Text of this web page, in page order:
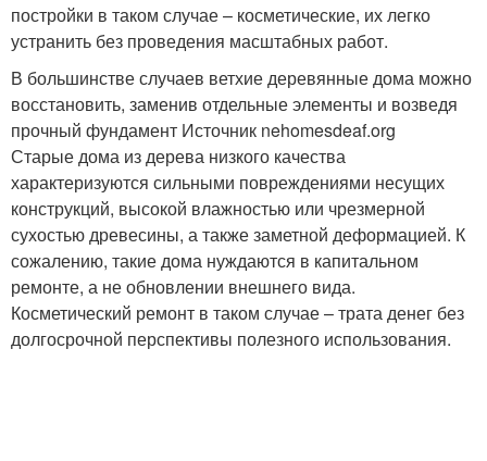
постройки в таком случае – косметические, их легко
устранить без проведения масштабных работ.
В большинстве случаев ветхие деревянные дома можно
восстановить, заменив отдельные элементы и возведя
прочный фундамент Источник nehomesdeaf.org
Старые дома из дерева низкого качества
характеризуются сильными повреждениями несущих
конструкций, высокой влажностью или чрезмерной
сухостью древесины, а также заметной деформацией. К
сожалению, такие дома нуждаются в капитальном
ремонте, а не обновлении внешнего вида.
Косметический ремонт в таком случае – трата денег без
долгосрочной перспективы полезного использования.